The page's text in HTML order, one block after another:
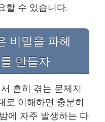
할 수 있습니다.
비밀을 파헤
만들자
흔히 겪는 문제지
로 이해하면 충분히
에 자주 발생하는 다